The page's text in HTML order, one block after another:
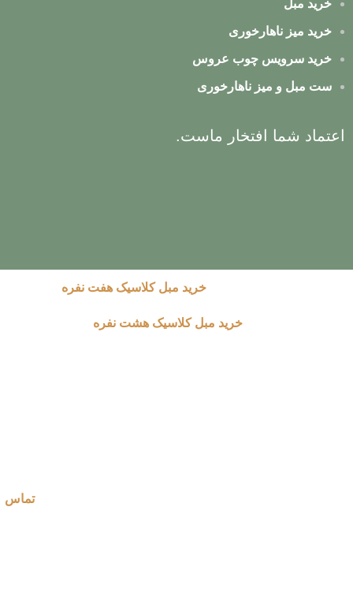
خرید مبل
خرید میز ناهارخوری
خرید سرویس چوب عروس
ست مبل و میز ناهارخوری
اعتماد شما افتخار ماست.
خرید مبل کلاسیک هفت نفره
خرید مبل کلاسیک هشت نفره
تماس